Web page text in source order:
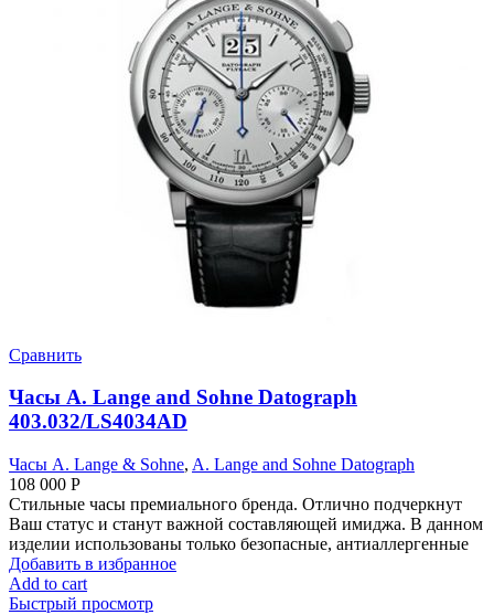
Сравнить
Часы A. Lange and Sohne Datograph
403.032/LS4034AD
Часы A. Lange & Sohne, A. Lange and Sohne Datograph
108 000 Р
Стильные часы премиального бренда. Отлично подчеркнут
Ваш статус и станут важной составляющей имиджа. В данном
изделии использованы только безопасные, антиаллергенные
Добавить в избранное
Add to cart
Быстрый просмотр